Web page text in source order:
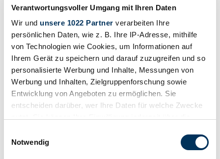
Verantwortungsvoller Umgang mit Ihren Daten
Wir und unsere 1022 Partner verarbeiten Ihre
persönlichen Daten, wie z. B. Ihre IP-Adresse, mithilfe
von Technologien wie Cookies, um Informationen auf
Ihrem Gerät zu speichern und darauf zuzugreifen und so
personalisierte Werbung und Inhalte, Messungen von
Werbung und Inhalten, Zielgruppenforschung sowie
Entwicklung von Angeboten zu ermöglichen. Sie
entscheiden darüber, wer Ihre Daten für welche Zwecke
Trigger Symbol ändern oder widerrufen
Notwendig